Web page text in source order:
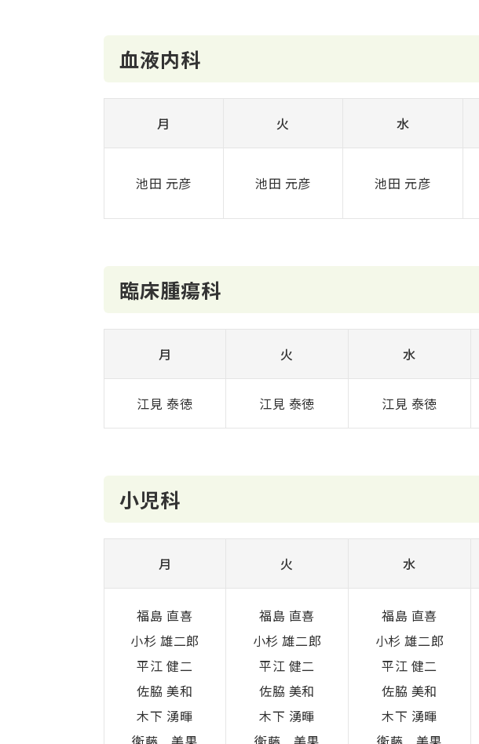
血液内科
月 火 水
池田 元彦 池田 元彦 池田 元彦
臨床腫瘍科
月 火 水
江見 泰徳 江見 泰徳 江見 泰徳
小児科
月 火 水
福島 直喜
小杉 雄二郎
平江 健二
佐脇 美和
木下 湧暉
福島 直喜
小杉 雄二郎
平江 健二
佐脇 美和
木下 湧暉
福島 直喜
小杉 雄二郎
平江 健二
佐脇 美和
木下 湧暉